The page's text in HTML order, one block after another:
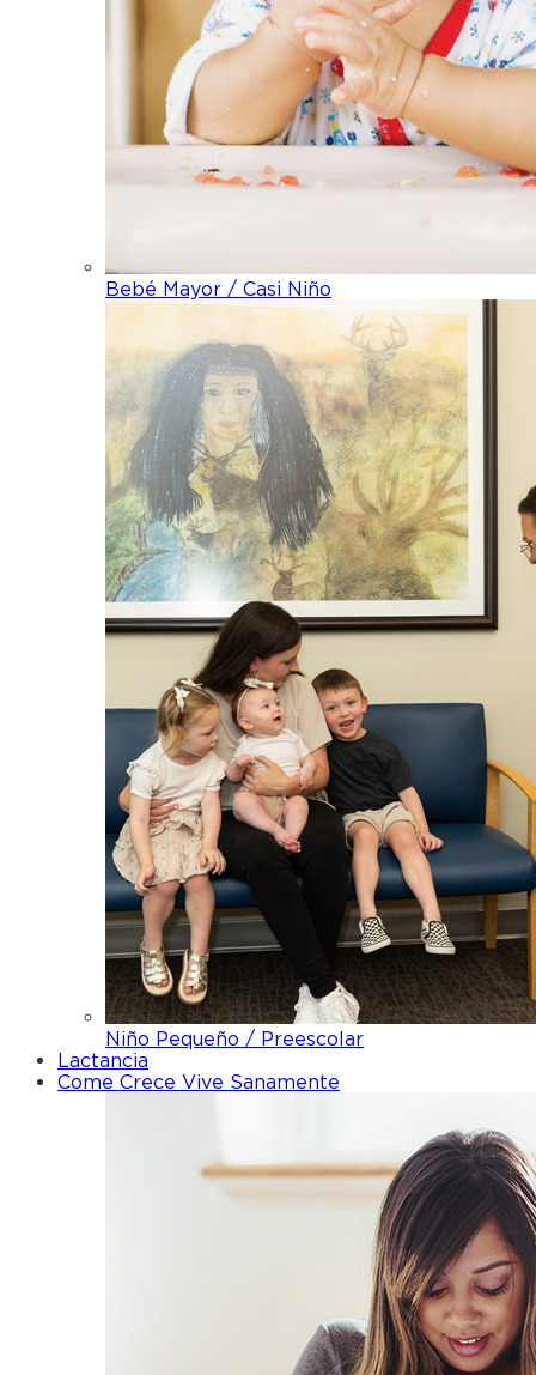
Bebé Mayor / Casi Niño
Niño Pequeño / Preescolar
Lactancia
Come Crece Vive Sanamente